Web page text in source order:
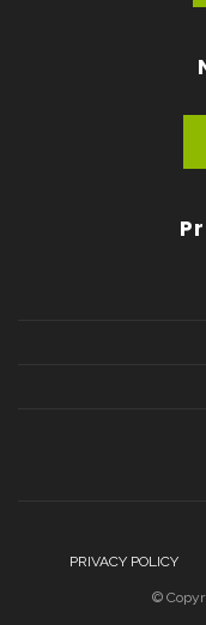
PRIVACY POLICY
©